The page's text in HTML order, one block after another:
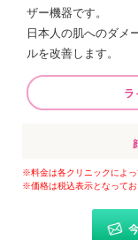
※料金は各クリニックによっ
※価格は税込表示となってお
ザー機器です。
日本人の肌へのダメ
ルを改善します。
ラ